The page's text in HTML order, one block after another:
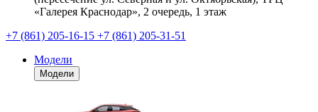
«Галерея Краснодар», 2 очередь, 1 этаж
+7 (861) 205-16-15 +7 (861) 205-31-51
Модели
Модели